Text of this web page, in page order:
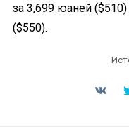
за 3,699 юаней
($550).